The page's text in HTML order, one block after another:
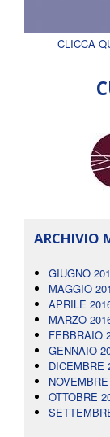
CLICCA
ARCHIVIO
GIUGNO
MAGGIO
APRILE
MARZO
FEBBRAIO
GENNAIO
DICEMBRE
OTTOBRE